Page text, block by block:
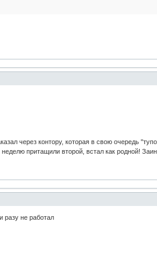
через контору, которая в свою очередь "тупо
притащили второй, встал как родной!
разу не работал